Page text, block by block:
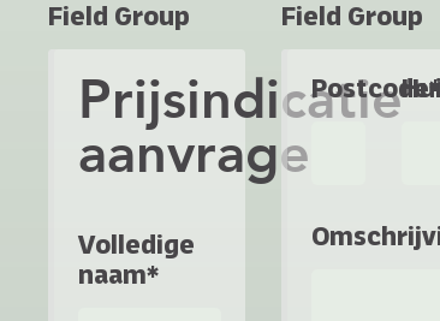
Field Group
Prijsindicatie
aanvragen
Volledige
naam*
Field Group